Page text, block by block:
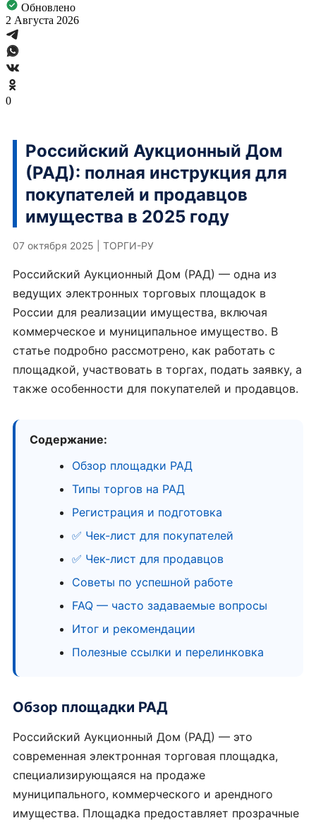
Обновлено
2 Августа 2026
0
Российский Аукционный Дом
(РАД): полная инструкция для
покупателей и продавцов
имущества в 2025 году
07 октября 2025 ТОРГИ-РУ
Российский Аукционный Дом (РАД) — одна из
ведущих электронных торговых площадок в
России для реализации имущества, включая
коммерческое и муниципальное имущество. В
статье подробно рассмотрено, как работать с
площадкой, участвовать в торгах, подать заявку, а
также особенности для покупателей и продавцов.
Содержание:
Обзор площадки РАД
Типы торгов на РАД
Регистрация и подготовка
✅ Чек-лист для покупателей
✅ Чек-лист для продавцов
Советы по успешной работе
FAQ — часто задаваемые вопросы
Итог и рекомендации
Полезные ссылки и перелинковка
Обзор площадки РАД
Российский Аукционный Дом (РАД) — это
современная электронная торговая площадка,
специализирующаяся на продаже
муниципального, коммерческого и арендного
имущества. Площадка предоставляет прозрачные